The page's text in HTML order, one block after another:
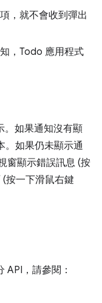
，就不會收到彈出
，Todo 應用程式
。如果通知沒有顯
。如果仍未顯示通
窗顯示錯誤訊息 (按
按一下滑鼠右鍵
API，請參閱：